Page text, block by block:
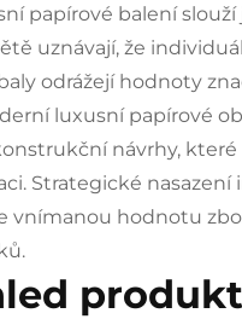
papírové balení
uznávají, že
odrážejí hodnoty
luxusní papírové
návrhy,
Strategické
vnímanou hodnotu